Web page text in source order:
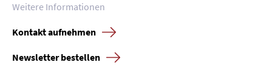
Weitere Informationen
Kontakt aufnehmen
Newsletter bestellen